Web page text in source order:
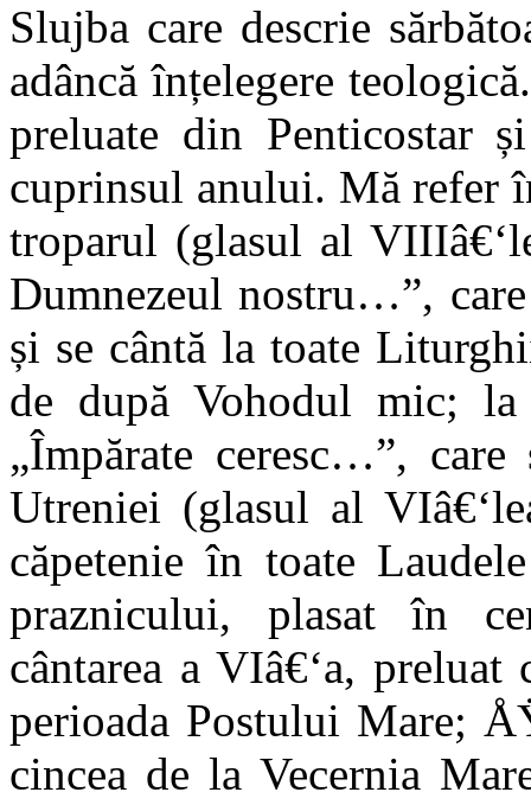
Slujba care descrie
adâncă înțelegere
preluate din Penticostar
cuprinsul anului. Mă refer
troparul (glasul al
Dumnezeul nostru…”,
și se cântă la toate
de după Vohodul mic;
„Împărate ceresc…”,
Utreniei (glasul al
căpetenie în toate
praznicului, plasat în
cântarea a VIâ€‘a,
perioada Postului Mare;
cincea de la Vecernia